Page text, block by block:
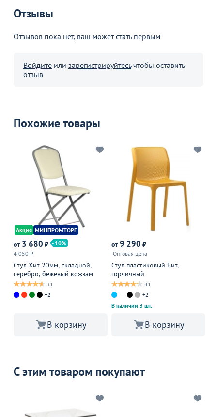
Отзывы
Отзывов пока нет, ваш может стать первым
Войдите или зарегистрируйтесьчтобы оставить
отзыв
Похожие товары
Акция МИНПРОМТОРГ
от 3 680 ₽
10
4 050 ₽
Стул Хит 20мм, складной,
серебро, бежевый кожзам
31
+2
В корзину
от9 290 ₽
Оптовая цена
Стул пластиковый Бит,
горчичный
41
+2
В наличии 3 шт.
В корзину
С этим товаром покупают